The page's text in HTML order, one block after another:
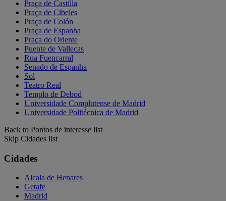
Praça de Castilla
Praça de Cibeles
Praça de Colón
Praça de Espanha
Praça do Oriente
Puente de Vallecas
Rua Fuencarral
Senado de Espanha
Sol
Teatro Real
Templo de Debod
Universidade Complutense de Madrid
Universidade Politécnica de Madrid
Back to Pontos de interesse list
Skip Cidades list
Cidades
Alcala de Henares
Getafe
Madrid